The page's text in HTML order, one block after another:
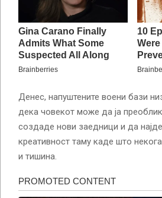
Денес, напуштените воени бази
дека човекот може да ја
создаде нови заедници и да
креативност таму каде што
и тишина.